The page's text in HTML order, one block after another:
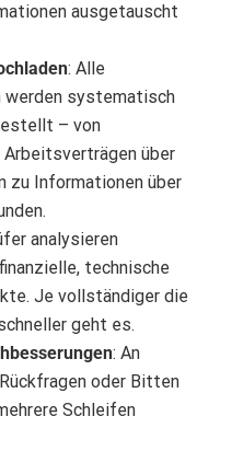
ausgetauscht
: Alle
werden systematisch
– von
Arbeitsverträgen über
zu Informationen über
analysieren
technische
Je vollständiger die
geht es.
: An
oder Bitten
Schleifen